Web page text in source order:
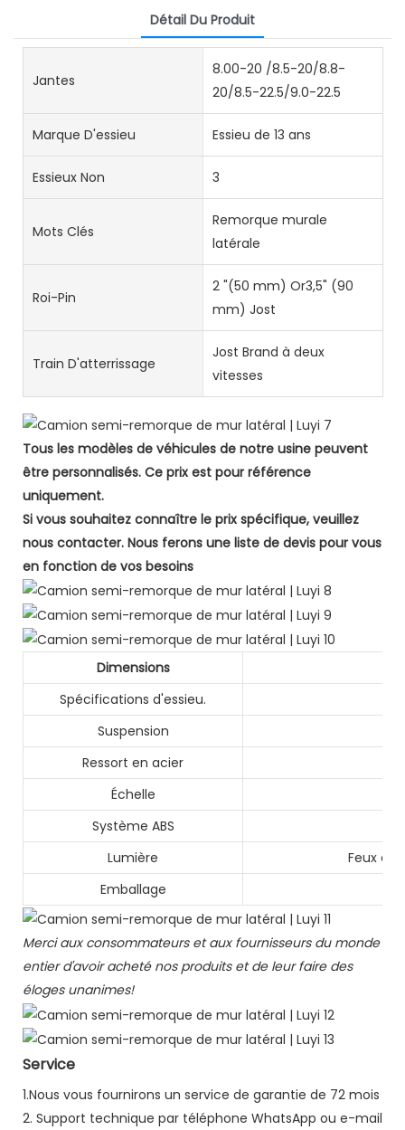
Détail Du Produit
Jantes
8.00-20 /8.5-20/8.8-
20/8.5-22.5/9.0-22.5
Marque D'essieu Essieu de 13 ans
Essieux Non 3
Mots Clés
Remorque murale
latérale
Roi-Pin
2 "(50 mm) Or3,5" (90
mm) Jost
Train D'atterrissage
Jost Brand à deux
vitesses
Tous les modèles de véhicules de notre usine peuvent
être personnalisés. Ce prix est pour référence
uniquement.
Si vous souhaitez connaître le prix spécifique, veuillez
nous contacter. Nous ferons une liste de devis pour vous
en fonction de vos besoins
Dimensions
Spécifications d'essieu.
Suspension
Ressort en acier
Échelle
Système ABS
Lumière
Feux
Emballage
Merci aux consommateurs et aux fournisseurs du monde
entier d'avoir acheté nos produits et de leur faire des
éloges unanimes!
Service
1.Nous vous fournirons un service de garantie de 72 mois
2. Support technique par téléphone WhatsApp ou e-mail